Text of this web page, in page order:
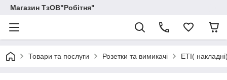
Магазин ТзОВ"Робітня"
Товари та послуги Розетки та вимикачі ETI(